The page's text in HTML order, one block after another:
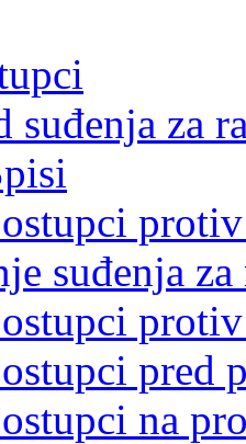
suđenja za
suđenja
pred
na